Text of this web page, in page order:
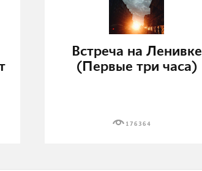
Встреча на Ленивке
(Первые три часа)
176364